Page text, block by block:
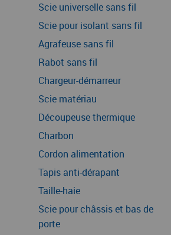
Scie universelle sans fil
Scie pour isolant sans fil
Agrafeuse sans fil
Rabot sans fil
Chargeur-démarreur
Scie matériau
Découpeuse thermique
Charbon
Cordon alimentation
Tapis anti-dérapant
Taille-haie
Scie pour châssis et bas de
porte